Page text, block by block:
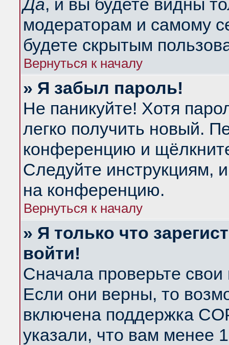
Да, и вы будете видны
модераторам и самому
будете скрытым
Вернуться к началу
» Я забыл пароль!
Не паникуйте! Хотя
легко получить новый.
конференцию и
Следуйте инструкциям,
на конференцию.
Вернуться к началу
» Я только что
войти!
Сначала проверьте
Если они верны, то
включена поддержка
указали, что вам менее